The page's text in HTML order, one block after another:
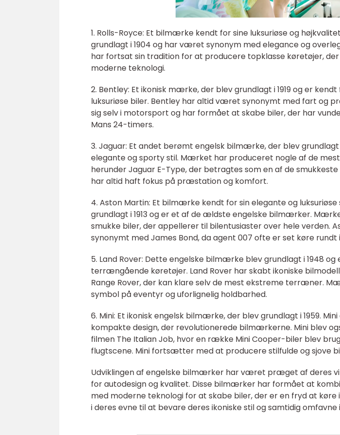
1. Rolls-Royce: Et bilmærke kendt for sine luksuriøse og
grundlagt i 1904 og har været synonym med elegance og
har fortsat sin tradition for at producere topklasse køretøjer,
moderne teknologi.
2. Bentley: Et ikonisk mærke, der blev grundlagt i 1919 og er
luksuriøse biler. Bentley har altid været synonymt med fart og
sig selv i motorsport og har formået at skabe biler, der har
Mans 24-timers.
3. Jaguar: Et andet berømt engelsk bilmærke, der blev grundlagt
elegante og sporty stil. Mærket har produceret nogle af de mest
herunder Jaguar E-Type, der betragtes som en af de
har altid haft fokus på præstation og komfort.
4. Aston Martin: Et bilmærke kendt for sin elegante og
grundlagt i 1913 og er et af de ældste engelske bilmærker.
smukke biler, der appellerer til bilentusiaster over hele verden.
synonymt med James Bond, da agent 007 ofte er set køre
5. Land Rover: Dette engelske bilmærke blev grundlagt i 1948
terrængående køretøjer. Land Rover har skabt ikoniske
Range Rover, der kan klare selv de mest ekstreme terræner.
symbol på eventyr og uforlignelig holdbarhed.
6. Mini: Et ikonisk engelsk bilmærke, der blev grundlagt i 1959.
kompakte design, der revolutionerede bilmærkerne. Mini blev
filmen The Italian Job, hvor en række Mini Cooper-biler blev
flugtscene. Mini fortsætter med at producere stilfulde og sjove
Udviklingen af engelske bilmærker har været præget af deres
for autodesign og kvalitet. Disse bilmærker har formået at
med moderne teknologi for at skabe biler, der er en fryd at køre
i deres evne til at bevare deres ikoniske stil og samtidig